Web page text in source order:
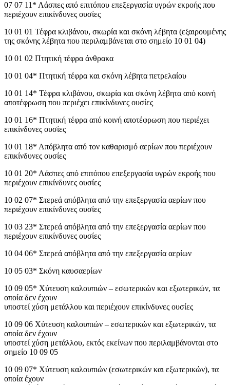
07 07 11* Λάσπες από επιτόπου επεξεργασία υγρών εκροής που
περιέχουν επικίνδυνες ουσίες
10 01 01 Τέφρα κλιβάνου, σκωρία και σκόνη λέβητα (εξαιρουμένης
της σκόνης λέβητα που περιλαμβάνεται στο σημείο 10 01 04)
10 01 02 Πτητική τέφρα άνθρακα
10 01 04* Πτητική τέφρα και σκόνη λέβητα πετρελαίου
10 01 14* Τέφρα κλιβάνου, σκωρία και σκόνη λέβητα από κοινή
αποτέφρωση που περιέχει επικίνδυνες ουσίες
10 01 16* Πτητική τέφρα από κοινή αποτέφρωση που περιέχει
επικίνδυνες ουσίες
10 01 18* Απόβλητα από τον καθαρισμό αερίων που περιέχουν
επικίνδυνες ουσίες
10 01 20* Λάσπες από επιτόπου επεξεργασία υγρών εκροής που
περιέχουν επικίνδυνες ουσίες
10 02 07* Στερεά απόβλητα από την επεξεργασία αερίων που
περιέχουν επικίνδυνες ουσίες
10 03 23* Στερεά απόβλητα από την επεξεργασία αερίων που
περιέχουν επικίνδυνες ουσίες
10 04 06* Στερεά απόβλητα από την επεξεργασία αερίων
10 05 03* Σκόνη καυσαερίων
10 09 05* Χύτευση καλουπιών – εσωτερικών και εξωτερικών, τα
οποία δεν έχουν
υποστεί χύση μετάλλου και περιέχουν επικίνδυνες ουσίες
10 09 06 Χύτευση καλουπιών – εσωτερικών και εξωτερικών, τα
οποία δεν έχουν
υποστεί χύση μετάλλου, εκτός εκείνων που περιλαμβάνονται στο
σημείο 10 09 05
10 09 07* Χύτευση καλουπιών (εσωτερικών και εξωτερικών), τα
οποία έχουν